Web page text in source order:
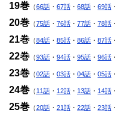
19巻 （66話 ・ 67話 ・ 68話 ・ 69話 ・
20巻 （75話 ・ 76話 ・ 77話 ・ 78話 ・
21巻 （84話 ・ 85話 ・ 86話 ・ 87話 ・
22巻 （93話 ・ 94話 ・ 95話 ・ 96話 ・
23巻 （02話 ・ 03話 ・ 04話 ・ 05話 ・
24巻 （11話 ・ 12話 ・ 13話 ・ 14話 ・
25巻 （20話 ・ 21話 ・ 22話 ・ 23話 ・